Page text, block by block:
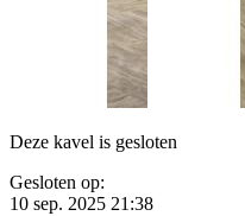
Deze kavel is gesloten
Gesloten op:
10 sep. 2025 21:38